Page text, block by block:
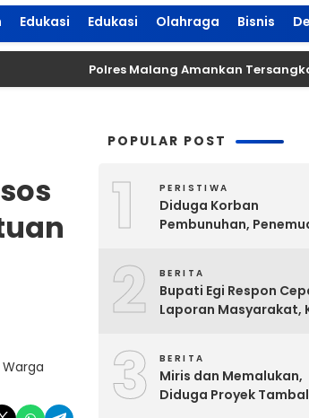
Edukasi Edukasi Olahraga Bisnis
Polres Malang Amankan Tersangka
POPULAR POST
1 PERISTIWA
Diduga Korban
Pembunuhan,
Hebohkan Warga
2 BERITA
Bupati Egi Respon
Laporan Masyarakat,
3 BERITA
Miris dan Memalukan,
Diduga Proyek Tambal